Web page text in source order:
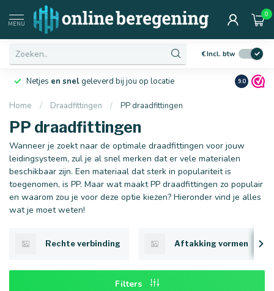
MENU
0
€Incl. btw
Netjes en snelgeleverd bij jou op locatie Ruim10
9.0
Home / Draadfittingen / PP draadfittingen
PP draadfittingen
Wanneer je zoekt naar de optimale draadfittingen voor jouw
leidingsysteem, zul je al snel merken dat er vele materialen
beschikbaar zijn. Een materiaal dat sterk in populariteit is
toegenomen, is PP. Maar wat maakt PP draadfittingen zo populair
en waarom zou je voor deze optie kiezen? Hieronder vind je alles
wat je moet weten!
Rechte verbinding Aftakking vormen
Filters
Afmetingen
16 mm